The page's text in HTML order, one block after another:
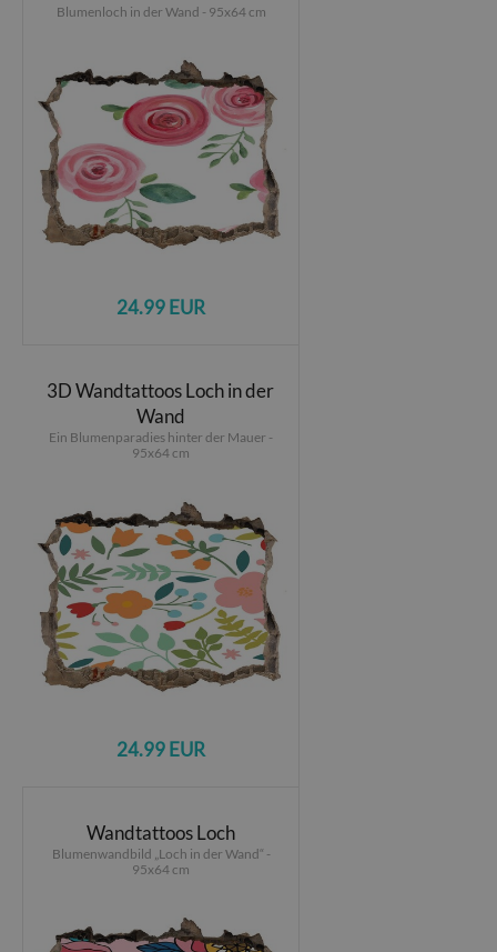
Blumenloch in der Wand - 95x64 cm
24.99 EUR
3D Wandtattoos Loch in der
Wand
Ein Blumenparadies hinter der Mauer -
95x64 cm
24.99 EUR
Wandtattoos Loch
Blumenwandbild „Loch in der Wand“ -
95x64 cm